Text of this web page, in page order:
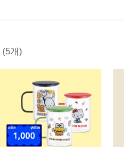
(5개)